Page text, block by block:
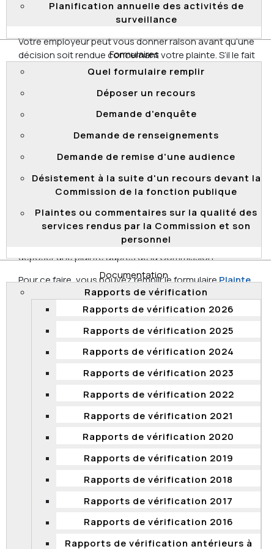
Planification annuelle des activités de
surveillance
Formulaires
Quel formulaire remplir
Déposer un recours
Demande d'enquête
Demande de renseignements
Demande de remise d'une audience
Désistement à la suite d'un recours devant la
Commission de la fonction publique
Plaintes ou commentaires sur la qualité des
services rendus par la Commission et son
personnel
Documentation
Rapports de vérification
Rapports de vérification 2026
Rapports de vérification 2025
Rapports de vérification 2024
Rapports de vérification 2023
Rapports de vérification 2022
Rapports de vérification 2021
Rapports de vérification 2020
Rapports de vérification 2019
Rapports de vérification 2018
Rapports de vérification 2017
Rapports de vérification 2016
Rapports de vérification antérieurs à
Que se passe-t-il si votre employeur
vous donne raison?
Votre employeur peut vous donner raison avant qu’une
décision soit rendue concernant votre plainte. S’il le fait
et qu’il vous invite à vous désister après avoir
d’en obtenir la confirmation écrite par une personne
autorisée et d'en informer par écrit la Commission
L'acquiescement total à votre plainte entraîne la
fermeture de votre dossier sans autre avis ni délai.
Haut de page
Comment s’exerce le recours?
Vous disposez d’un délai de2 ansaprès la dernière
manifestation de harcèlement psychologique pour
déposer une plainte auprès de la Commission.
Pour ce faire, vous pouvez remplir le formulairePlainte
de harcèlement psychologiqueou formuler votre
demande par écrit, laquelle devra contenir les
numéros de téléphone, classe d'emplois, statut
d'emploi et ministère ou organisme dont vous
Les nom, adresse, courrier électronique et
numéros de téléphone de votre représentant, s'il
conduite de harcèlement psychologique;
Un exposé des faits, des prétentions et des
présentées dans leRèglement sur la preuve et la
procédure de la Commission de la fonction publique